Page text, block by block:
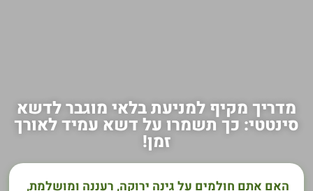
מדריך מקיף למניעת בלאי מוגבר לדשא
סינטטי: כך תשמרו על דשא עמיד לאורך
זמן!
האם אתם חולמים על גינה ירוקה, רעננה ומושלמת,